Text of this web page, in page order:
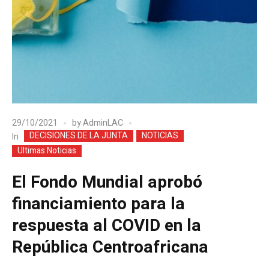
29/10/2021 byAdminLAC
In
DECISIONES DE LA JUNTA
NOTICIAS
Ultimas Noticias
El Fondo Mundial aprobó
financiamiento para la
respuesta al COVID en la
República Centroafricana